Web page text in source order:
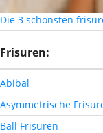
Die 3 schönsten
Frisuren:
Abibal
Asymmetrische
Ball Frisuren